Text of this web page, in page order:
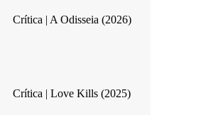
Crítica | A Odisseia (2026)
Crítica | Love Kills (2025)